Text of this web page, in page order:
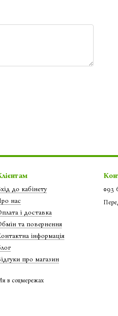
до кабінету
нас
і доставка
та повернення
інформація
про магазин
в соцмережах
093